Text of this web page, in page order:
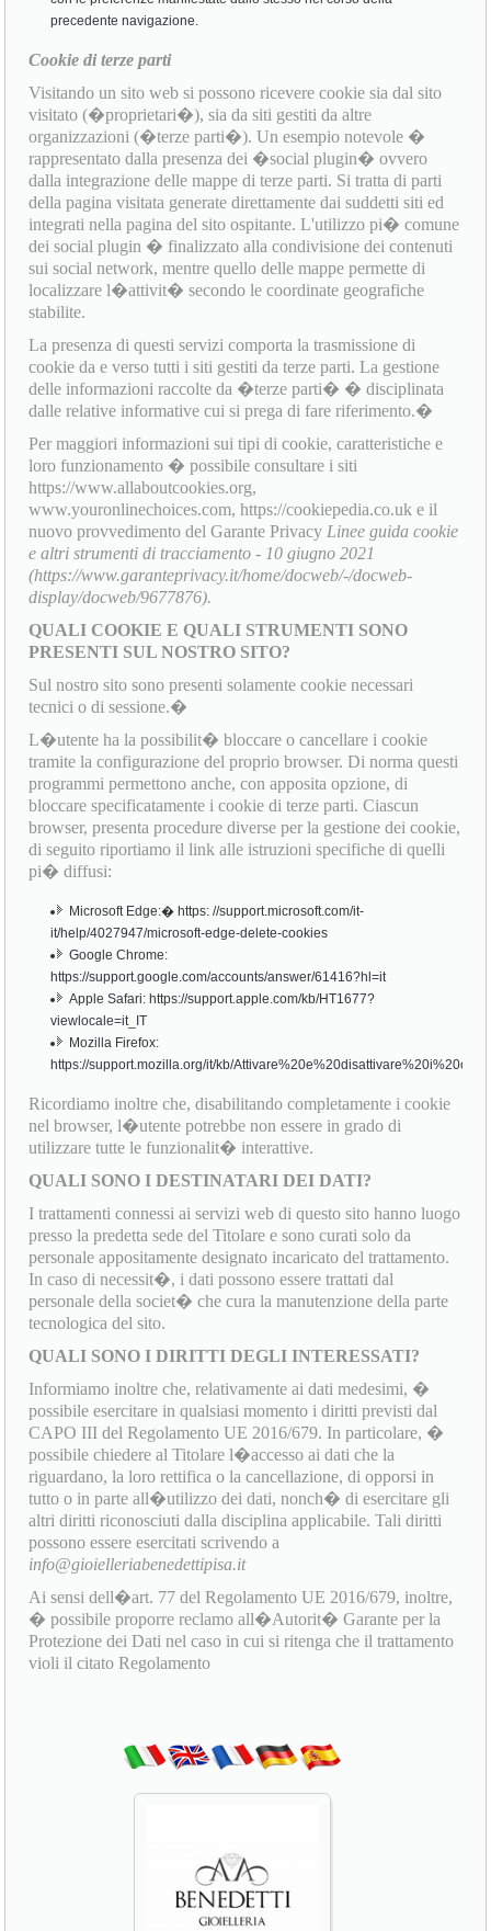
precedente navigazione.
Cookie di terze parti
Visitando un sito web si possono ricevere cookie sia dal sito
visitato (�proprietari�), sia da siti gestiti da altre
organizzazioni (�terze parti�). Un esempio notevole �
rappresentato dalla presenza dei �social plugin� ovvero
dalla integrazione delle mappe di terze parti. Si tratta di parti
della pagina visitata generate direttamente dai suddetti siti ed
integrati nella pagina del sito ospitante. L'utilizzo pi� comune
dei social plugin � finalizzato alla condivisione dei contenuti
sui social network, mentre quello delle mappe permette di
localizzare l�attivit� secondo le coordinate geografiche
stabilite.
La presenza di questi servizi comporta la trasmissione di
cookie da e verso tutti i siti gestiti da terze parti. La gestione
delle informazioni raccolte da �terze parti� � disciplinata
dalle relative informative cui si prega di fare riferimento.�
Per maggiori informazioni sui tipi di cookie, caratteristiche e
loro funzionamento � possibile consultare i siti
https://www.allaboutcookies.org,
www.youronlinechoices.com, https://cookiepedia.co.uk e il
nuovo provvedimento del Garante Privacy Linee guida cookie
e altri strumenti di tracciamento - 10 giugno 2021
(https://www.garanteprivacy.it/home/docweb/-/docweb-
display/docweb/9677876).
QUALI COOKIE E QUALI STRUMENTI SONO
PRESENTI SUL NOSTRO SITO?
Sul nostro sito sono presenti solamente cookie necessari
tecnici o di sessione.�
L�utente ha la possibilit� bloccare o cancellare i cookie
tramite la configurazione del proprio browser. Di norma questi
programmi permettono anche, con apposita opzione, di
bloccare specificatamente i cookie di terze parti. Ciascun
browser, presenta procedure diverse per la gestione dei cookie,
di seguito riportiamo il link alle istruzioni specifiche di quelli
pi� diffusi:
Microsoft Edge:� https: //support.microsoft.com/it-
it/help/4027947/microsoft-edge-delete-cookies
Google Chrome:
https://support.google.com/accounts/answer/61416?hl=it
Apple Safari: https://support.apple.com/kb/HT1677?
viewlocale=it_IT
Mozilla Firefox:
https://support.mozilla.org/it/kb/
Ricordiamo inoltre che, disabilitando completamente i cookie
nel browser, l�utente potrebbe non essere in grado di
utilizzare tutte le funzionalit� interattive.
QUALI SONO I DESTINATARI DEI DATI?
I trattamenti connessi ai servizi web di questo sito hanno luogo
presso la predetta sede del Titolare e sono curati solo da
personale appositamente designato incaricato del trattamento.
In caso di necessit�, i dati possono essere trattati dal
personale della societ� che cura la manutenzione della parte
tecnologica del sito.
QUALI SONO I DIRITTI DEGLI INTERESSATI?
Informiamo inoltre che, relativamente ai dati medesimi, �
possibile esercitare in qualsiasi momento i diritti previsti dal
CAPO III del Regolamento UE 2016/679. In particolare, �
possibile chiedere al Titolare l�accesso ai dati che la
riguardano, la loro rettifica o la cancellazione, di opporsi in
tutto o in parte all�utilizzo dei dati, nonch� di esercitare gli
altri diritti riconosciuti dalla disciplina applicabile. Tali diritti
possono essere esercitati scrivendo a
info@gioielleriabenedettipisa.it
Ai sensi dell�art. 77 del Regolamento UE 2016/679, inoltre,
� possibile proporre reclamo all�Autorit� Garante per la
Protezione dei Dati nel caso in cui si ritenga che il trattamento
violi il citato Regolamento